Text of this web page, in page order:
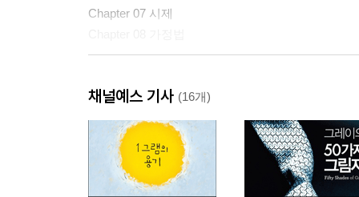
Chapter 07 시제
Chapter 09 to 부정사
Chapter 10 동명사
Chapter 11 분사
Section 4 품사
채널예스 기사 (16개)